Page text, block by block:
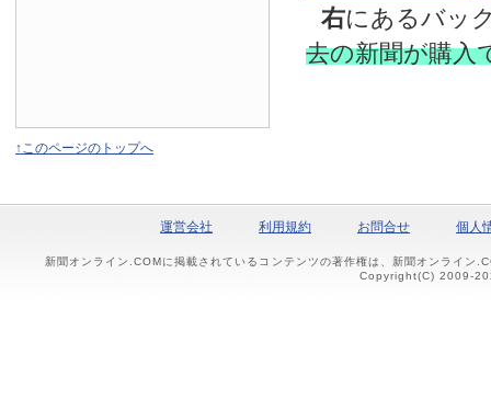
右にあるバッ
去の新聞が購入
↑このページのトップへ
運営会社 利用規約 お問合せ 個人
新聞オンライン.COMに掲載されているコンテンツの著作権は、新聞オンライン
Copyright(C) 2009-